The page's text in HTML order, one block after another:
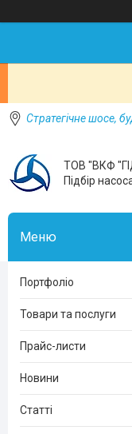
Стратегічне шосе,
ТОВ "ВКФ
Підбір
Портфоліо
Товари та послуги
Прайс-листи
Новини
Статті